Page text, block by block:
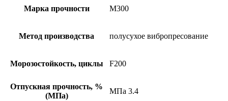
Марка прочности М300
Метод производства полусухое вибропресование
Морозостойкость, циклы F200
Отпускная прочность, %
(МПа)
МПа 3.4